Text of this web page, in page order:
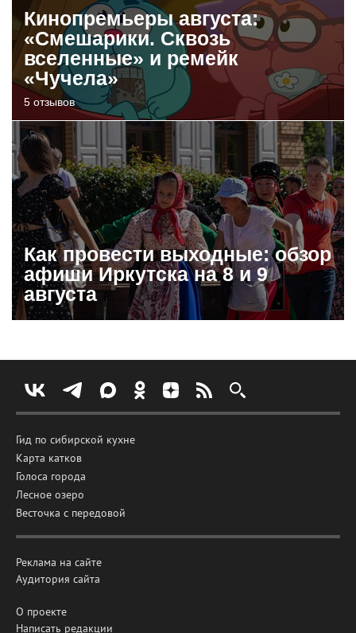
Кинопремьеры августа:
«Смешарики. Сквозь
вселенные» и ремейк
«Чучела»
5 отзывов
Как провести выходные: обзор
афиши Иркутска на 8 и 9
августа
Гид по сибирской кухне
Карта катков
Голоса города
Лесное озеро
Весточка с передовой
Реклама на сайте
Аудитория сайта
О проекте
Написать редакции